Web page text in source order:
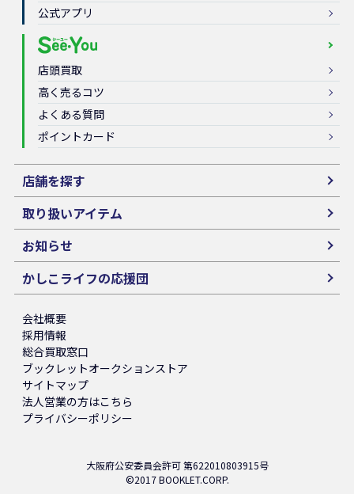
公式アプリ
店頭買取
高く売るコツ
よくある質問
ポイントカード
店舗を探す
取り扱いアイテム
お知らせ
かしこライフの応援団
会社概要
採用情報
総合買取窓口
ブックレットオークションストア
サイトマップ
法人営業の方はこちら
プライバシーポリシー
大阪府公安委員会許可 第622010803915号
©2017 BOOKLET.CORP.